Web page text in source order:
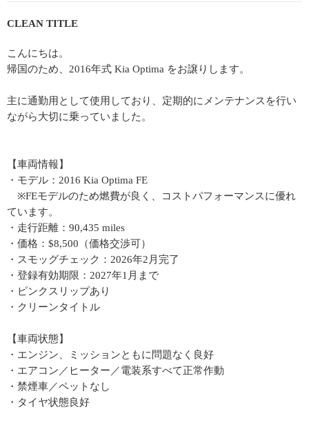
CLEAN TITLE
こんにちは。
帰国のため、2016年式 Kia Optima をお譲りします。
主に通勤用として使用しており、定期的にメンテナンスを行い
ながら大切に乗っていました。
【車両情報】
・モデル：2016 Kia Optima FE
※FEモデルのため燃費が良く、コストパフォーマンスに優れ
ています。
・走行距離：90,435 miles
・価格：$8,500（価格交渉可）
・スモッグチェック：2026年2月完了
・登録有効期限：2027年1月まで
・ピンクスリップあり
・クリーンタイトル
【車両状態】
・エンジン、ミッションともに問題なく良好
・エアコン／ヒーター／電装系すべて正常作動
・禁煙車／ペットなし
・タイヤ状態良好